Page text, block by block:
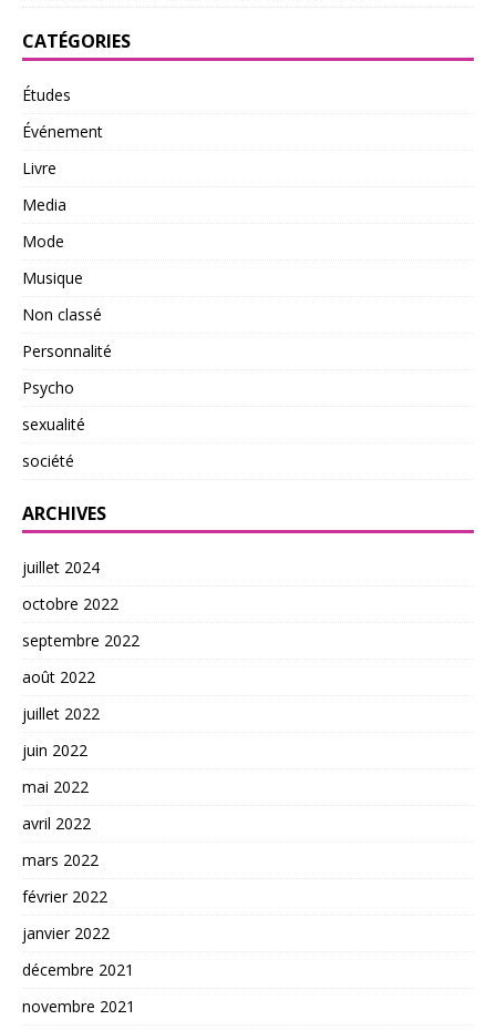
CATÉGORIES
Études
Événement
Livre
Media
Mode
Musique
Non classé
Personnalité
Psycho
sexualité
société
ARCHIVES
juillet 2024
octobre 2022
septembre 2022
août 2022
juillet 2022
juin 2022
mai 2022
avril 2022
mars 2022
février 2022
janvier 2022
décembre 2021
novembre 2021